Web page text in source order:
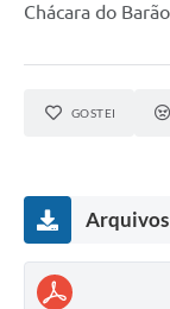
Chácara do
GOSTEI